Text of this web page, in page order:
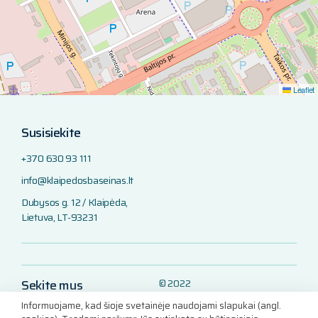
Susisiekite
+370 630 93 111
info@klaipedosbaseinas.lt
Dubysos g. 12 / Klaipėda,
Lietuva, LT-93231
Sekite mus
LinkedIn
© 2022
Klaipėdos baseinas
Leaflet
Informuojame, kad šioje svetainėje naudojami slapukai (angl.